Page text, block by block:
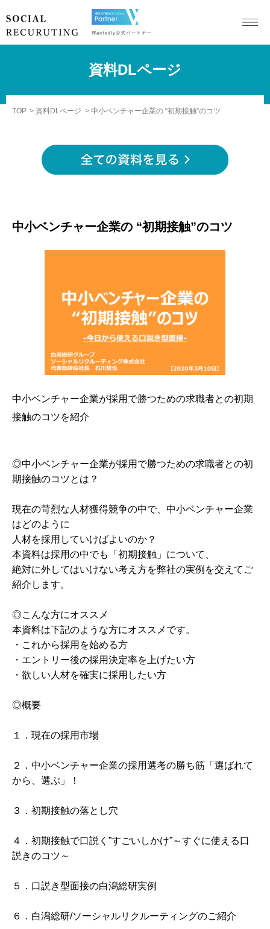
資料DLページ
TOP 資料DLページ 中小ベンチャー企業の “初期接触”のコツ
中小ベンチャー企業の “初期接触”のコツ
中小ベンチャー企業が採用で勝つための求職者との初期
接触のコツを紹介
◎中小ベンチャー企業が採用で勝つための求職者との初
期接触のコツとは？
現在の苛烈な人材獲得競争の中で、中小ベンチャー企業
はどのように
人材を採用していけばよいのか？
本資料は採用の中でも「初期接触」について、
絶対に外してはいけない考え方を弊社の実例を交えてご
紹介します。
◎こんな方にオススメ
本資料は下記のような方にオススメです。
・これから採用を始める方
・エントリー後の採用決定率を上げたい方
・欲しい人材を確実に採用したい方
◎概要
１．現在の採用市場
２．中小ベンチャー企業の採用選考の勝ち筋「選ばれて
から、選ぶ」！
３．初期接触の落とし穴
４．初期接触で口説く”すごいしかけ”～すぐに使える口
説きのコツ～
５．口説き型面接の白潟総研実例
６．白潟総研/ソーシャルリクルーティングのご紹介